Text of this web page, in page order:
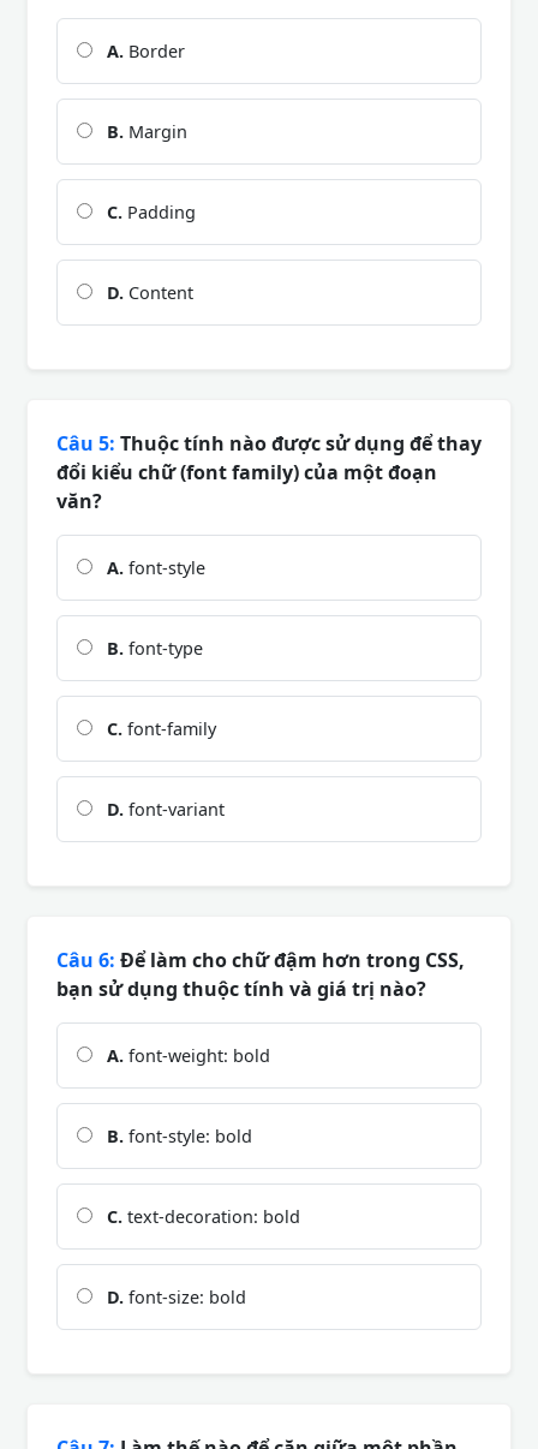
A. Border
B. Margin
C. Padding
D. Content
Câu 5: Thuộc tính nào được sử dụng để thay
đổi kiểu chữ (font family) của một đoạn
văn?
A. font-style
B. font-type
C. font-family
D. font-variant
Câu 6: Để làm cho chữ đậm hơn trong CSS,
bạn sử dụng thuộc tính và giá trị nào?
A. font-weight: bold
B. font-style: bold
C. text-decoration: bold
D. font-size: bold